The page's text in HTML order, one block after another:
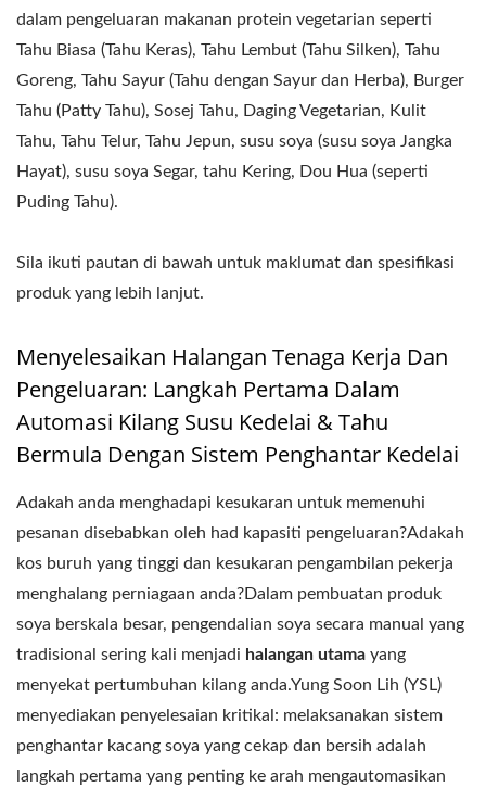
dalam pengeluaran makanan protein vegetarian seperti
Tahu Biasa (Tahu Keras), Tahu Lembut (Tahu Silken), Tahu
Goreng, Tahu Sayur (Tahu dengan Sayur dan Herba), Burger
Tahu (Patty Tahu), Sosej Tahu, Daging Vegetarian, Kulit
Tahu, Tahu Telur, Tahu Jepun, susu soya (susu soya Jangka
Hayat), susu soya Segar, tahu Kering, Dou Hua (seperti
Puding Tahu).
Sila ikuti pautan di bawah untuk maklumat dan spesifikasi
produk yang lebih lanjut.
Menyelesaikan Halangan Tenaga Kerja Dan
Pengeluaran: Langkah Pertama Dalam
Automasi Kilang Susu Kedelai & Tahu
Bermula Dengan Sistem Penghantar Kedelai
Adakah anda menghadapi kesukaran untuk memenuhi
pesanan disebabkan oleh had kapasiti pengeluaran?Adakah
kos buruh yang tinggi dan kesukaran pengambilan pekerja
menghalang perniagaan anda?Dalam pembuatan produk
soya berskala besar, pengendalian soya secara manual yang
tradisional sering kali menjadi halangan utama yang
menyekat pertumbuhan kilang anda.Yung Soon Lih (YSL)
menyediakan penyelesaian kritikal: melaksanakan sistem
penghantar kacang soya yang cekap dan bersih adalah
langkah pertama yang penting ke arah mengautomasikan